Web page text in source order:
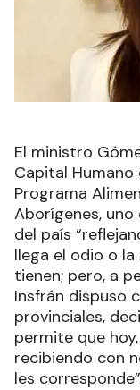
El ministro
Capital
Programa
Aborígenes,
del país
llega el odio o
tienen; pero, a
Insfrán dispuso
provinciales,
permite que
recibiendo con
les